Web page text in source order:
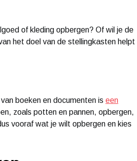
of kleding opbergen? Of wil je de
het doel van de stellingkasten helpt
boeken en documenten is een
zoals potten en pannen, opbergen,
vooraf wat je wilt opbergen en kies